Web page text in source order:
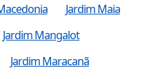
Jardim Maia
Jardim Mangalot
Jardim Maracanã